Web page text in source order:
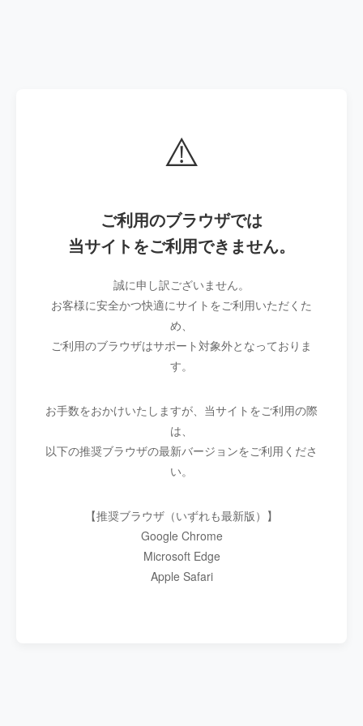
⚠️
ご利用のブラウザでは
当サイトをご利用できません。
誠に申し訳ございません。
お客様に安全かつ快適にサイトをご利用いただくた
め、
ご利用のブラウザはサポート対象外となっておりま
す。
お手数をおかけいたしますが、当サイトをご利用の際
は、
以下の推奨ブラウザの最新バージョンをご利用くださ
い。
【推奨ブラウザ（いずれも最新版）】
Google Chrome
Microsoft Edge
Apple Safari